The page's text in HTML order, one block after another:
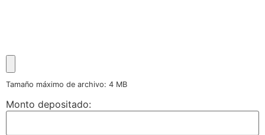
Tamaño máximo de archivo: 4 MB
Monto depositado: